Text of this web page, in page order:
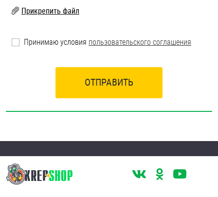
Прикрепить файл
Принимаю условия пользовательского соглашения
ОТПРАВИТЬ